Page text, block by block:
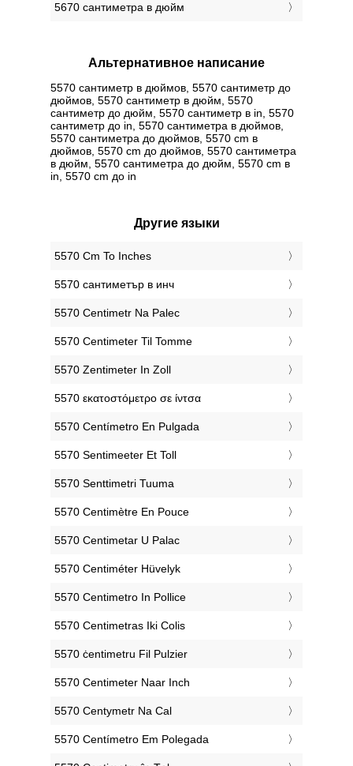
5670 сантиметра в дюйм
Альтернативное написание
5570 сантиметр в дюймов, 5570 сантиметр до
дюймов, 5570 сантиметр в дюйм, 5570
сантиметр до дюйм, 5570 сантиметр в in, 5570
сантиметр до in, 5570 сантиметра в дюймов,
5570 сантиметра до дюймов, 5570 cm в
дюймов, 5570 cm до дюймов, 5570 сантиметра
в дюйм, 5570 сантиметра до дюйм, 5570 cm в
in, 5570 cm до in
Другие языки
‎5570 Cm To Inches
‎5570 сантиметър в инч
‎5570 Centimetr Na Palec
‎5570 Centimeter Til Tomme
‎5570 Zentimeter In Zoll
‎5570 εκατοστόμετρο σε ίντσα
‎5570 Centímetro En Pulgada
‎5570 Sentimeeter Et Toll
‎5570 Senttimetri Tuuma
‎5570 Centimètre En Pouce
‎5570 Centimetar U Palac
‎5570 Centiméter Hüvelyk
‎5570 Centimetro In Pollice
‎5570 Centimetras Iki Colis
‎5570 ċentimetru Fil Pulzier
‎5570 Centimeter Naar Inch
‎5570 Centymetr Na Cal
‎5570 Centímetro Em Polegada